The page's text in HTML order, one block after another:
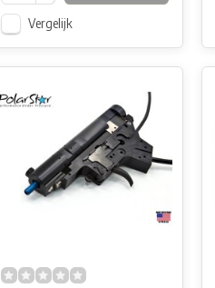
Vergelijk